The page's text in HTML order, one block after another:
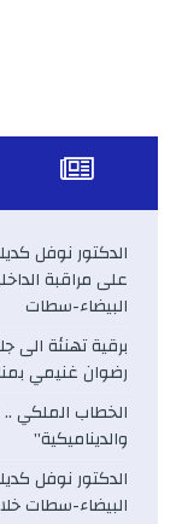
على مراقبة
البيضاء-سطات
برقية تهنئة الى
رضوان غنيمي
الخطاب الملكي ..
والديناميكية”
البيضاء-سطات خلال